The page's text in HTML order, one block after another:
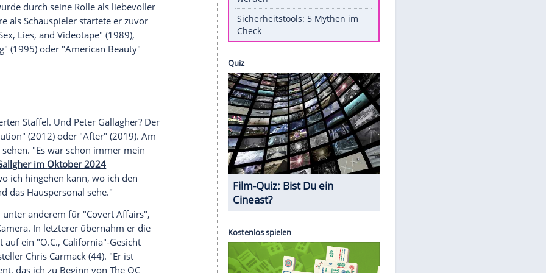
70.Geburtstag. Der 1955 in New York City
2000er-Jahre zum Hauptcast der Erfolgsserie
Rolle als Familienoberhaupt Sandford
Anschließend winkten ihm nicht nur
um Ryan
schwierigen Familienverhältnissen stammt und
(Gallagher) in der Küstenstadt
Newport
Mitglieder wieAdam Brody Mischa
wurde durch seine Rolle als liebevoller
Karriere als Schauspieler
startete er zuvor
wie "Sex, Lies, and Videotape" (1989),
Sleeping" (1995) oder "American Beauty"
Aufruhr!
"Infanti-No Go": Pressestimmen
zum Verbleib des FIFA-Chefs
Im Zeitraffer: Die Entwicklung
des Lenkrades
Lebensmittel, die nicht schlecht
werden
Quiz